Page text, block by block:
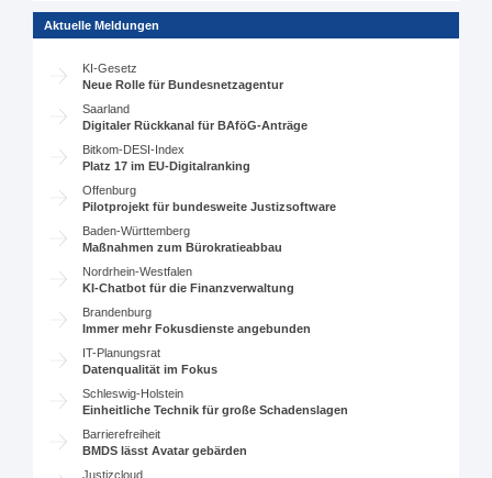
Aktuelle Meldungen
KI-Gesetz
Neue Rolle für Bundesnetzagentur
Saarland
Digitaler Rückkanal für BAföG-Anträge
Bitkom-DESI-Index
Platz 17 im EU-Digitalranking
Offenburg
Pilotprojekt für bundesweite Justizsoftware
Baden-Württemberg
Maßnahmen zum Bürokratieabbau
Nordrhein-Westfalen
KI-Chatbot für die Finanzverwaltung
Brandenburg
Immer mehr Fokusdienste angebunden
IT-Planungsrat
Datenqualität im Fokus
Schleswig-Holstein
Einheitliche Technik für große Schadenslagen
Barrierefreiheit
BMDS lässt Avatar gebärden
Justizcloud